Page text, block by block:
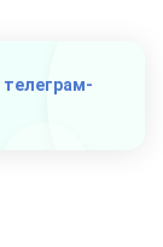
телеграм-